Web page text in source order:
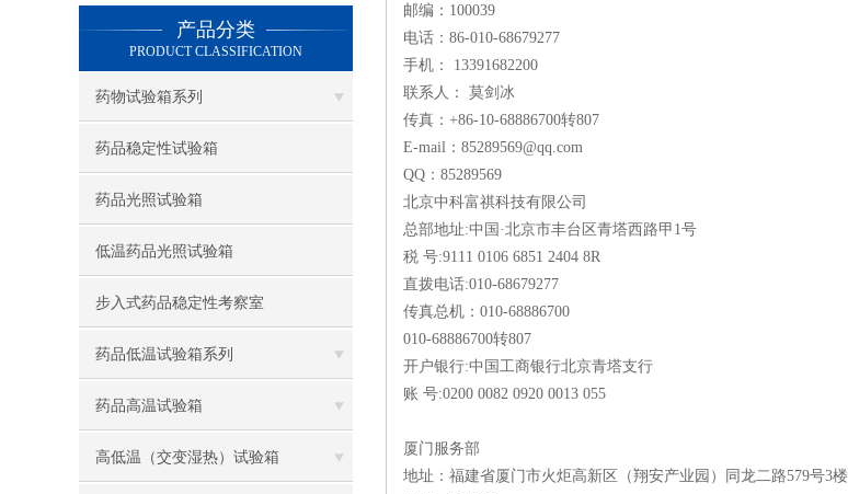
产品分类
PRODUCT CLASSIFICATION
药物试验箱系列
药品稳定性试验箱
药品光照试验箱
低温药品光照试验箱
步入式药品稳定性考察室
药品低温试验箱系列
药品高温试验箱
高低温（交变湿热）试验箱
邮编：100039
电话：86-010-68679277
手机： 13391682200
联系人： 莫剑冰
传真：+86-10-68886700转807
E-mail：85289569@qq.com
QQ：85289569
北京中科富祺科技有限公司
总部地址:中国·北京市丰台区青塔西路甲1号
税 号:9111 0106 6851 2404 8R
直拨电话:010-68679277
传真总机：010-68886700
010-68886700转807
开户银行:中国工商银行北京青塔支行
账 号:0200 0082 0920 0013 055
厦门服务部
地址：福建省厦门市火炬高新区（翔安产业园）同龙二路579号3楼